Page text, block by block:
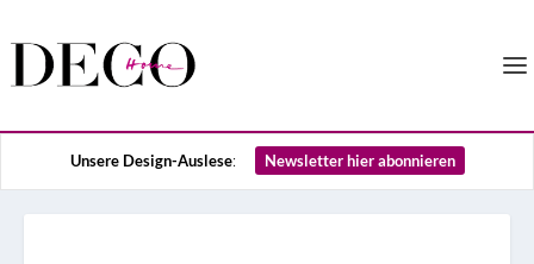
Unsere Design-Auslese: Newsletter hier abonnieren